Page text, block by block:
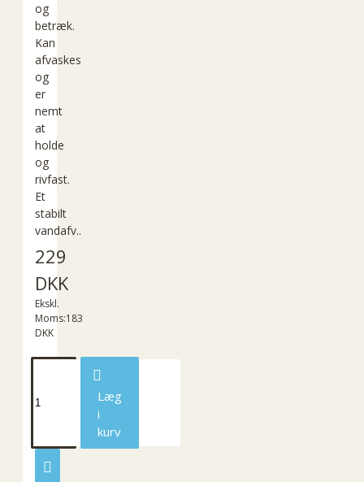
og
betræk.
Kan
afvaskes
og
er
nemt
at
holde
og
rivfast.
Et
stabilt
vandafv..
229
DKK
Ekskl.
Moms:183
DKK
Læg
i
kurv